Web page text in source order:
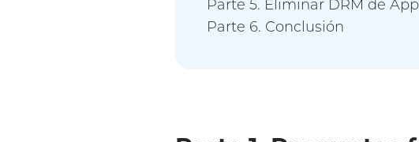
Parte 5. Eliminar DRM de
Parte 6. Conclusión